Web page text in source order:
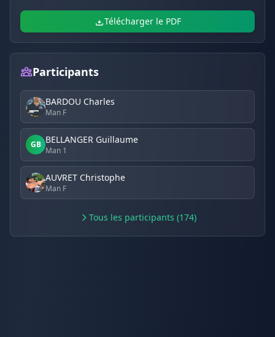
Télécharger le PDF
Participants
BARDOU Charles
Man F
GB BELLANGER Guillaume
Man 1
AUVRET Christophe
Man F
Tous les participants (174)